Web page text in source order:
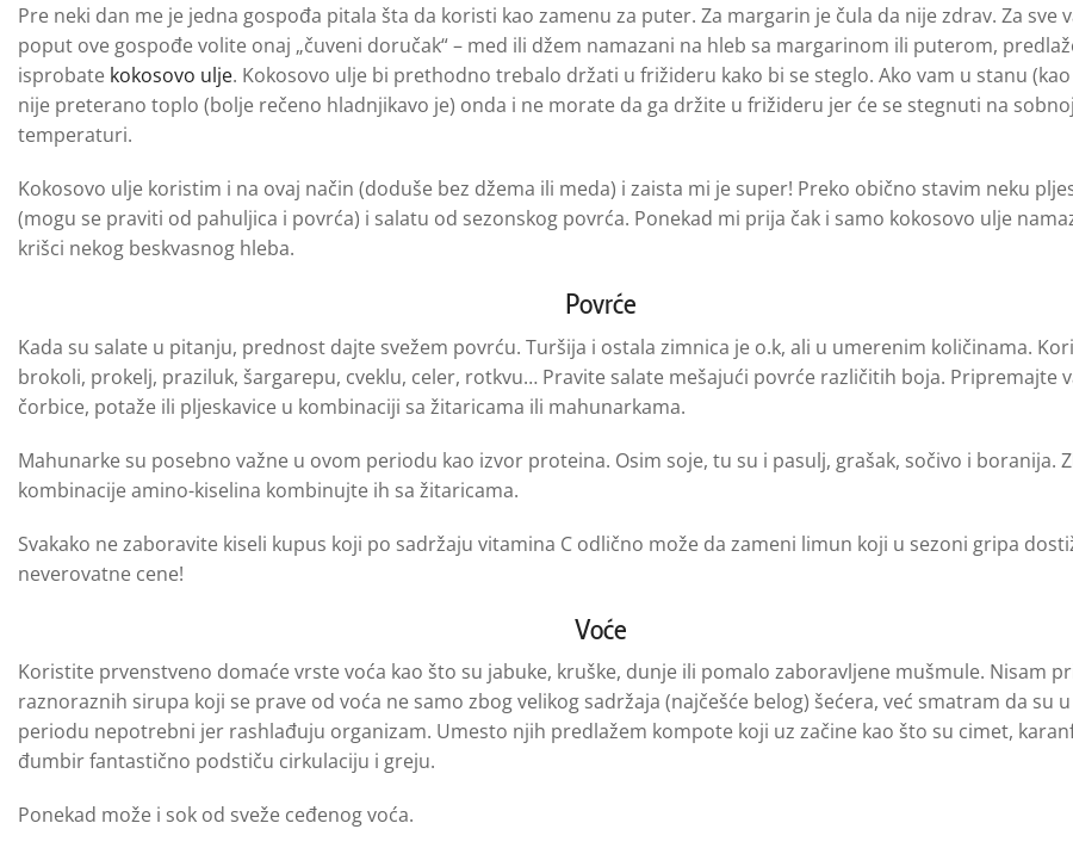
Pre neki dan me je jedna gospođa pitala šta da koristi kao zamenu za puter. Za margarin je čula da nije zdrav. Za sve
poput ove gospođe volite onaj „čuveni doručak“ – med ili džem namazani na hleb sa margarinom ili puterom,
isprobate kokosovo ulje. Kokosovo ulje bi prethodno trebalo držati u frižideru kako bi se steglo. Ako vam u stanu
nije preterano toplo (bolje rečeno hladnjikavo je) onda i ne morate da ga držite u frižideru jer će se stegnuti na sobnoj
temperaturi.
Kokosovo ulje koristim i na ovaj način (doduše bez džema ili meda) i zaista mi je super! Preko obično stavim neku
(mogu se praviti od pahuljica i povrća) i salatu od sezonskog povrća. Ponekad mi prija čak i samo kokosovo ulje
krišci nekog beskvasnog hleba.
Povrće
Kada su salate u pitanju, prednost dajte svežem povrću. Turšija i ostala zimnica je o.k, ali u umerenim količinama.
brokoli, prokelj, praziluk, šargarepu, cveklu, celer, rotkvu… Pravite salate mešajući povrće različitih boja. Pripremajte
čorbice, potaže ili pljeskavice u kombinaciji sa žitaricama ili mahunarkama.
Mahunarke su posebno važne u ovom periodu kao izvor proteina. Osim soje, tu su i pasulj, grašak, sočivo i boranija.
kombinacije amino-kiselina kombinujte ih sa žitaricama.
Svakako ne zaboravite kiseli kupus koji po sadržaju vitamina C odlično može da zameni limun koji u sezoni gripa
neverovatne cene!
Voće
Koristite prvenstveno domaće vrste voća kao što su jabuke, kruške, dunje ili pomalo zaboravljene mušmule. Nisam
raznoraznih sirupa koji se prave od voća ne samo zbog velikog sadržaja (najčešće belog) šećera, već smatram da su
periodu nepotrebni jer rashlađuju organizam. Umesto njih predlažem kompote koji uz začine kao što su cimet,
đumbir fantastično podstiču cirkulaciju i greju.
Ponekad može i sok od sveže ceđenog voća.